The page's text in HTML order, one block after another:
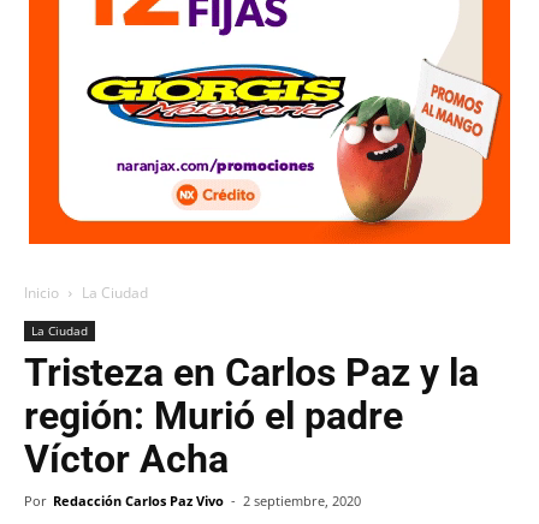
Inicio La Ciudad
La Ciudad
Tristeza en Carlos Paz y la
región: Murió el padre
Víctor Acha
Por Redacción Carlos Paz Vivo - 2 septiembre, 2020